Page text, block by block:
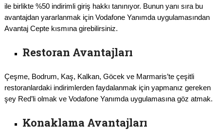
ile birlikte %50 indirimli giriş hakkı tanınıyor. Bunun yanı sıra bu
avantajdan yararlanmak için Vodafone Yanımda uygulamasından
Avantaj Cepte kısmına girebilirsiniz.
Restoran Avantajları
Çeşme, Bodrum, Kaş, Kalkan, Göcek ve Marmaris’te çeşitli
restoranlardaki indirimlerden faydalanmak için yapmanız gereken
şey Red’li olmak ve Vodafone Yanımda uygulamasına göz atmak.
Konaklama Avantajları